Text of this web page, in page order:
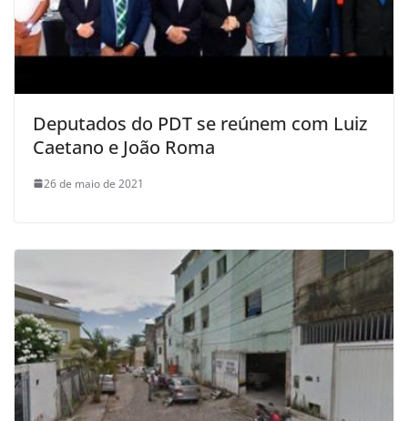
Deputados do PDT se reúnem com Luiz
Caetano e João Roma
26 de maio de 2021